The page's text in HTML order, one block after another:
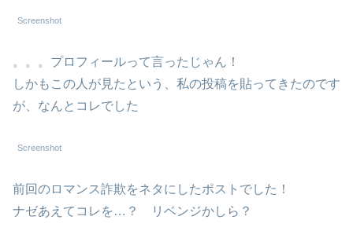
Screenshot
。。。プロフィールって言ったじゃん！
しかもこの人が見たという、私の投稿を貼ってきたのです
が、なんとコレでした
Screenshot
前回のロマンス詐欺をネタにしたポストでした！
ナゼあえてコレを…？ リベンジかしら？